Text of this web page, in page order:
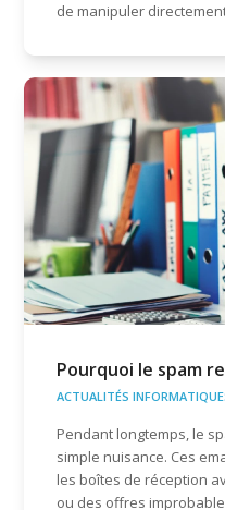
de manipuler
Pourquoi le spam
ACTUALITÉS
Pendant longtemps, le
simple nuisance. Ces
les boîtes de réception
ou des offres